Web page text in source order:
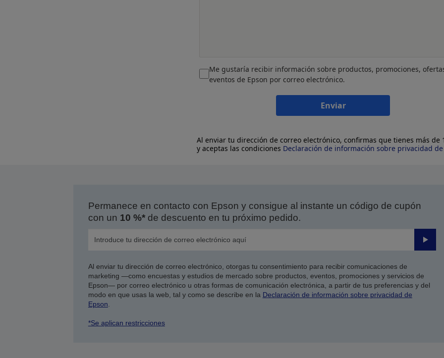
Me gustaría recibir información sobre productos, promociones,
eventos de Epson por correo electrónico.
Enviar
Al enviar tu dirección de correo electrónico, confirmas que tienes más de
y aceptas las condiciones Declaración de información sobre privacidad de
Permanece en contacto con Epson y consigue al instante un código de cupón
con un 10 %*de descuento en tu próximo pedido.
Enviar
Al enviar tu dirección de correo electrónico, otorgas tu consentimiento para recibir comunicaciones de
marketing —como encuestas y estudios de mercado sobre productos, eventos, promociones y servicios de
Epson— por correo electrónico u otras formas de comunicación electrónica, a partir de tus preferencias y del
modo en que usas la web, tal y como se describe en la Declaración de información sobre privacidad de
Epson
*Se aplican restricciones